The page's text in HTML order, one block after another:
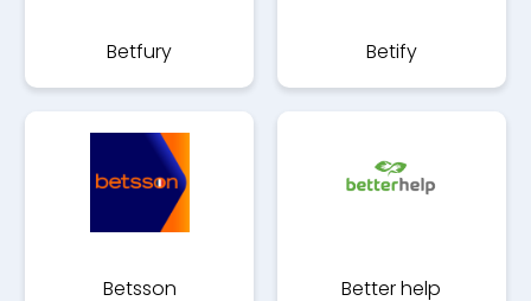
Betfury Betify
Betsson Better help